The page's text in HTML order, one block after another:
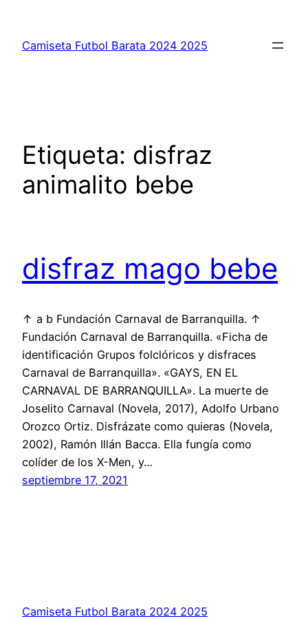
contenido
Camiseta Futbol Barata 2024 2025
Etiqueta: disfraz
animalito bebe
disfraz mago bebe
↑ a b Fundación Carnaval de Barranquilla. ↑
Fundación Carnaval de Barranquilla. «Ficha de
identificación Grupos folclóricos y disfraces
Carnaval de Barranquilla». «GAYS, EN EL
CARNAVAL DE BARRANQUILLA». La muerte de
Joselito Carnaval (Novela, 2017), Adolfo Urbano
Orozco Ortiz. Disfrázate como quieras (Novela,
2002), Ramón Illán Bacca. Ella fungía como
colíder de los X-Men, y…
septiembre 17, 2021
Camiseta Futbol Barata 2024 2025